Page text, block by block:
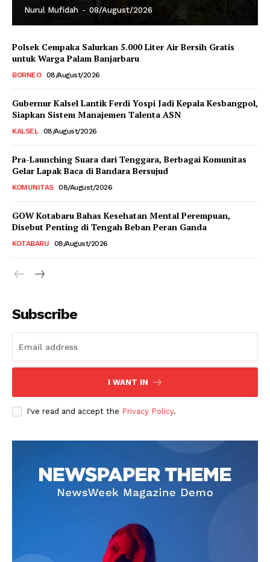
Nurul Mufidah - 08/August/2026
Polsek Cempaka Salurkan 5.000 Liter Air Bersih Gratis
untuk Warga Palam Banjarbaru
BORNEO 08/August/2026
Gubernur Kalsel Lantik Ferdi Yospi Jadi Kepala Kesbangpol,
Siapkan Sistem Manajemen Talenta ASN
KALSEL 08/August/2026
Pra-Launching Suara dari Tenggara, Berbagai Komunitas
Gelar Lapak Baca di Bandara Bersujud
KOMUNITAS 08/August/2026
GOW Kotabaru Bahas Kesehatan Mental Perempuan,
Disebut Penting di Tengah Beban Peran Ganda
KOTABARU 08/August/2026
Subscribe
I WANT IN
I've read and accept the Privacy Policy.